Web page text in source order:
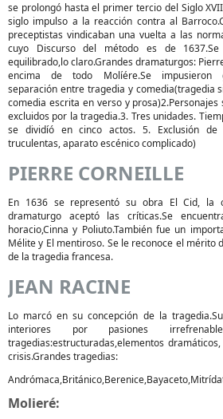
se prolongó hasta el primer tercio del Siglo
siglo impulso a la reacción contra al
preceptistas vindicaban una vuelta a las
cuyo Discurso del método es de
equilibrado,lo claro.Grandes dramaturgos:
encima de todo Molíére.Se impusieron
separación entre tragedia y comedia(tragedia
comedia escrita en verso y prosa)2.Personajes
excluidos por la tragedia.3. Tres unidades.
se dividíó en cinco actos. 5. Exclusión de
truculentas, aparato escénico complicado)
PIERRE CORNEILLE
En 1636 se representó su obra El Cid, la
dramaturgo aceptó las críticas.Se
horacio,Cinna y Poliuto.También fue un
Mélite y El mentiroso. Se le reconoce el mérito
de la tragedia francesa.
JEAN RACINE
Lo marcó en su concepción de la
interiores por pasiones
tragedias:estructuradas,elementos
crisis.Grandes tragedias:
Molieré: